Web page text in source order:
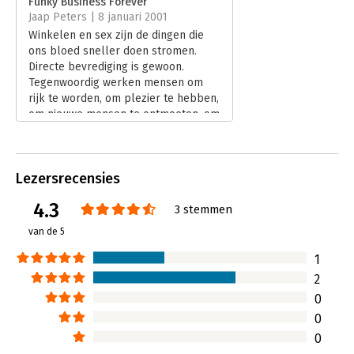
Jaap Peters | 8 januari 2001
Winkelen en sex zijn de dingen die
ons bloed sneller doen stromen.
Directe bevrediging is gewoon.
Tegenwoordig werken mensen om
rijk te worden, om plezier te hebben,
om nieuwe mensen te ontmoeten, om
langer uit moreel plichtsbesef. Werk
goed. Tegenwoordig huren mensen
organisaties, in plaats van dat
waren het Martin Luther King,
Kennedy en Marx die ons dromen
brachten. Nu zijn het Dell, Gates en
Covey. De sensationele maatschappij
eist van ons dat we onze concurrentie
baseren op gevoelens en fantasie.
Lezersrecensies
4.3
van de 5
3 stemmen
1
2
0
0
0